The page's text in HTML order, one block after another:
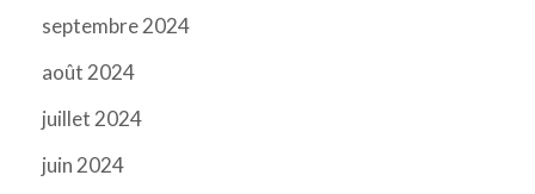
septembre 2024
août 2024
juillet 2024
juin 2024